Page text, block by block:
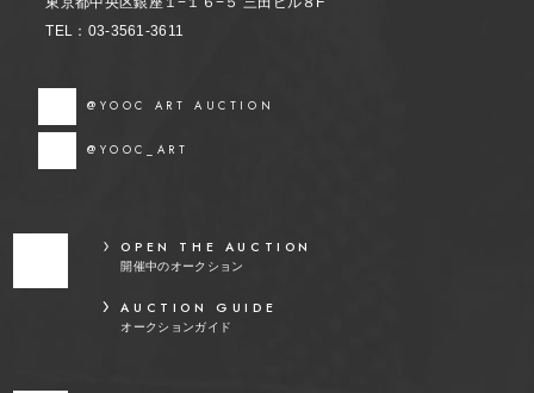
TEL：03-3561-3611
@YOOC ART AUCTION
@YOOC_ART
OPEN THE AUCTION
開催中のオークション
AUCTION GUIDE
オークションガイド